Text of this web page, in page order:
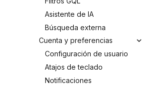
Asistente de IA
Búsqueda externa
Cuenta y preferencias
Configuración de usuario
Atajos de teclado
Notificaciones